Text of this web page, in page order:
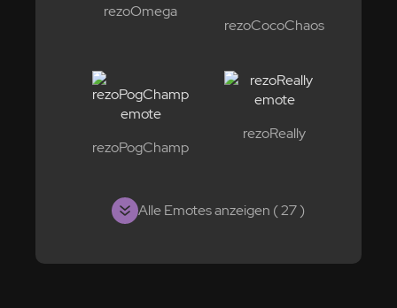
rezoOmega
rezoCocoChaos
rezoPogChamp
rezoReally
Alle Emotes anzeigen ( 27 )